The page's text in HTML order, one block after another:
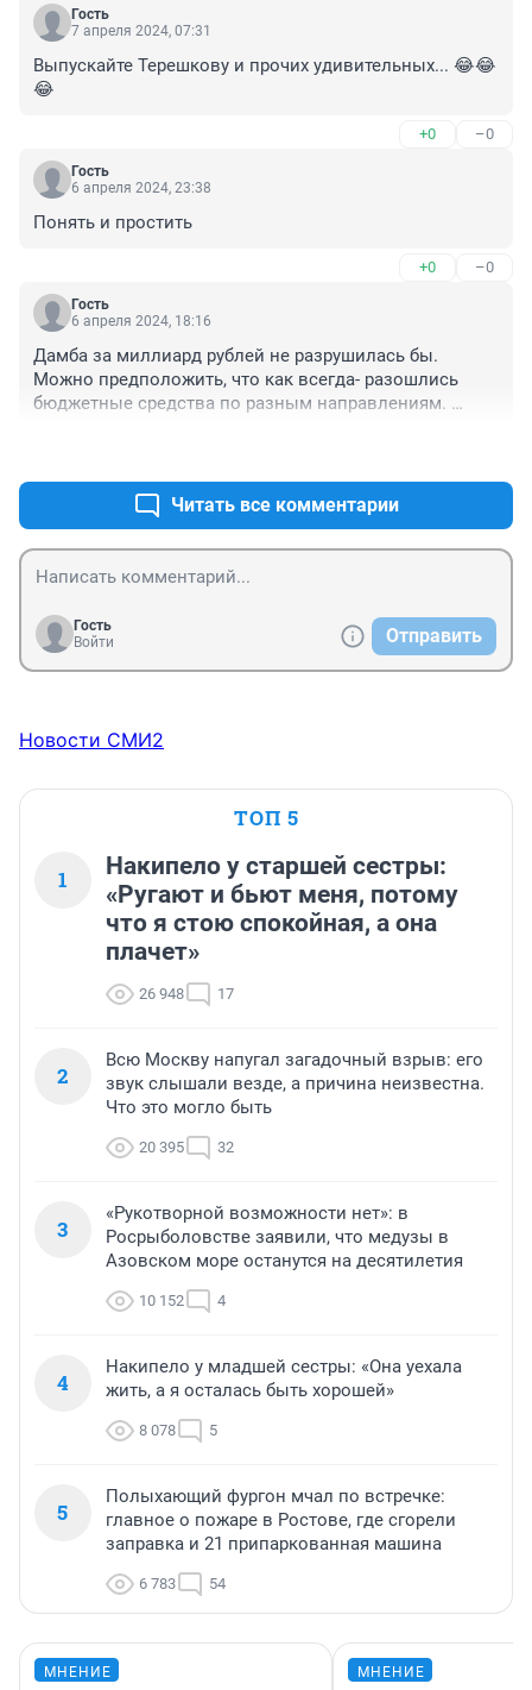
Гость
7 апреля 2024, 07:31
Выпускайте Терешкову и прочих удивительных... 😂😂
😂
+0 –0
Гость
6 апреля 2024, 23:38
Понять и простить
+0 –0
Гость
6 апреля 2024, 18:16
Дамба за миллиард рублей не разрушилась бы.
Можно предположить, что как всегда- разошлись
бюджетные средства по разным направлениям.
Читать все комментарии
Гость
Войти
Отправить
Новости СМИ2
ТОП 5
1
Накипело у старшей сестры:
«Ругают и бьют меня, потому
что я стою спокойная, а она
плачет»
26 948 17
2
Всю Москву напугал загадочный взрыв: его
звук слышали везде, а причина неизвестна.
Что это могло быть
20 395 32
3
«Рукотворной возможности нет»: в
Росрыболовстве заявили, что медузы в
Азовском море останутся на десятилетия
10 152 4
4
Накипело у младшей сестры: «Она уехала
жить, а я осталась быть хорошей»
8 078 5
5
Полыхающий фургон мчал по встречке:
главное о пожаре в Ростове, где сгорели
заправка и 21 припаркованная машина
6 783 54
МНЕНИЕ МНЕНИЕ